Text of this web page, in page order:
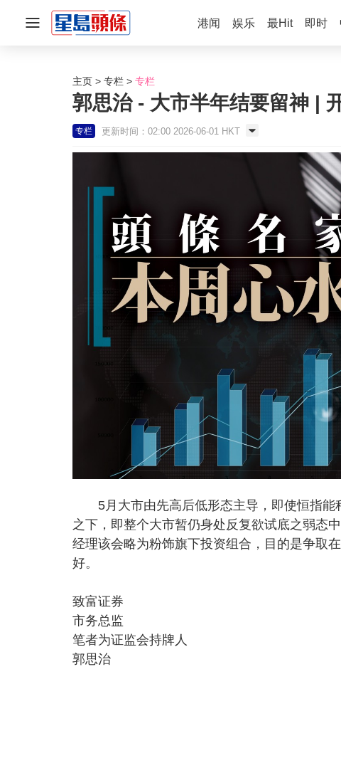
港闻 娱乐 最Hit 即时
主页 专栏 专栏
郭思治 - 大市半年结要留神 |
专栏 更新时间：02:00 2026-06-01 HKT
5月大市由先高后低形态主导，即使恒指能
之下，即整个大市暂仍身处反复欲试底之弱态
经理该会略为粉饰旗下投资组合，目的是争取
好。
致富证券
市务总监
笔者为证监会持牌人
郭思治